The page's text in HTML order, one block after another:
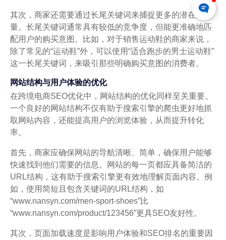
其次，商家还需要通过长尾关键词来捕捉更多的潜在流
量。长尾关键词通常具有较低的竞争度，但能更准确地匹
配用户的购买意图。比如，对于销售运动鞋的商家来说，
除了常见的“运动鞋”外，可以使用“适合跑步的男士运动鞋”
这一长尾关键词，来吸引那些明确购买意图的消费者。
网站结构与用户体验的优化
在跨境电商SEO优化中，网站结构的优化同样至关重要。
一个良好的网站结构不仅有助于搜索引擎的爬虫更好地抓
取网站内容，还能提高用户的浏览体验，从而提升转化
率。
首先，商家应确保网站的导航清晰、简单，确保用户能够
快速找到他们需要的信息。网站的每一页都应具备简洁的
URL结构，这有助于搜索引擎更有效地理解页面内容。例
如，使用简短且包含关键词的URL结构，如
“www.nansyn.com/men-sport-shoes”比
“www.nansyn.com/product/123456”更具SEO友好性。
其次，页面加载速度是影响用户体验和SEO排名的重要因